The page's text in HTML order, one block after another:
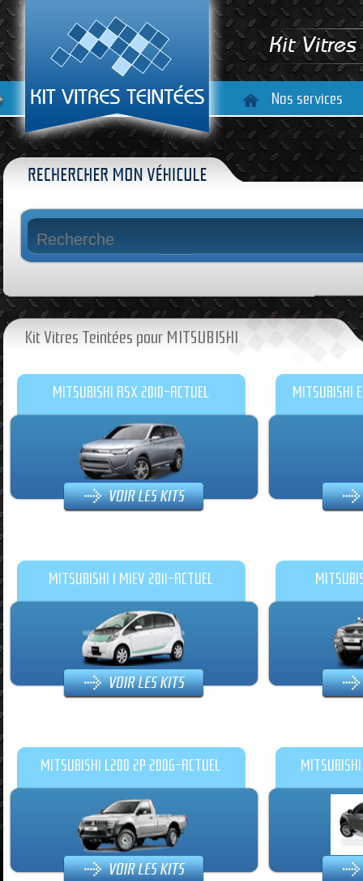
Nos services
Kit Vitres Teintées pour MITSUBISHI
MITSUBISHI ASX 2010-ACTUEL MITSUBISHI
MITSUBISHI I MIEV 2011-ACTUEL
MITSUBISHI L200 2P 2006-ACTUEL